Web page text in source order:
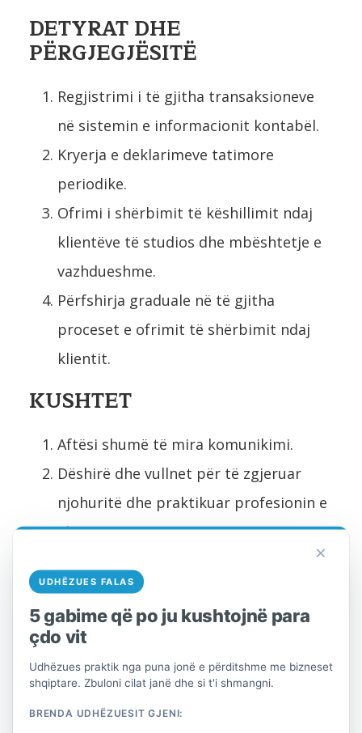
DETYRAT DHE
PËRGJEGJËSITË
Regjistrimi i të gjitha transaksioneve
në sistemin e informacionit kontabël.
Kryerja e deklarimeve tatimore
periodike.
Ofrimi i shërbimit të këshillimit ndaj
klientëve të studios dhe mbështetje e
vazhdueshme.
Përfshirja graduale në të gjitha
proceset e ofrimit të shërbimit ndaj
klientit.
KUSHTET
Aftësi shumë të mira komunikimi.
Dëshirë dhe vullnet për të zgjeruar
njohuritë dhe praktikuar profesionin e
ekonomistit.
Kontabilitetit ose në fusha të
ngjashme.
Njohuri të mira të fushës së financës,
raportimit financiar, buxhetimit,
kontabilitetit të drejtimit dhe
×
UDHËZUES FALAS
5 gabime që po ju kushtojnë para
çdo vit
Udhëzues praktik nga puna jonë e përditshme me bizneset
shqiptare. Zbuloni cilat janë dhe si t'i shmangni.
BRENDA UDHËZUESIT GJENI: